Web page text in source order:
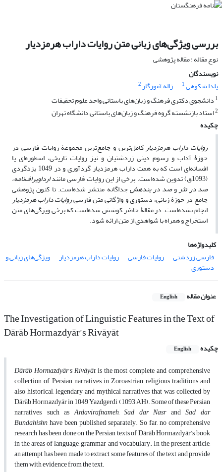
بررسی ویژگی‌های زبانی متن روایات داراب هرمزدیار
نوع مقاله : مقاله پژوهشی
نویسندگان
یلدا شکوهی1 ژاله آموزگار2
1 دانشجوی دکتری فرهنگ و زبان‌های باستانی واحد علوم تحقیقات
2استاد بازنشسته گروه فرهنگ و زبان‌های باستانی دانشگاه تهران
چکیده
روایات داراب هرمزدیارکامل‌ترین و جامع‌‌ترین مجموعۀ روایات فارسی در
حوزۀ آداب و رسوم دینی زردشتیان و نیز روایات تاریخی، اسطوره‌ای یا
افسانه‌ای است که به همت داراب هرمزدیار گردآوری و در 1049 یزدگردی
(1093ق) تدوین شده‌است. برخی از این روایات فارسی مانند ارداویراف‌نامه،
صد در نثروصد در بندهشجداگانه منتشر شده‌است. تا کنون پژوهشی
جامع در حوزۀ‌ زبانی، دستوری و واژگانیِ متن‌ فارسیِروایات داراب هرمزدیار
انجام نشده‌است. در مقالۀ حاضر کوشش شده‌است که برخی ویژگی‌های متن
استخراج و همراه با شواهدی از متن ارائه شود.
کلیدواژه‌ها
فارسی زردشتی
روایات فارسی روایات داراب هرمزدیار ویژگی‌های ‌زبانی و
دستوری
عنوان مقاله English
The Investigation of Linguistic Features in the Text of
Dārāb Hormazdyār’s Rivāyāt
چکیده English
Dārāb Hormazdyār’s Rivāyātis the most complete and comprehensive
collection of Persian narratives in Zoroastrian religious traditions and
also historical, legendary and mythical narratives that was collected by
Dārāb Hormazdyār in 1049 Yazdgerdi (1093 AH). Some of these Persian
narratives, such asArdavirafnameh,Sad dar NasrandSad dar
Bundahishnhave been published separately. So far, no comprehensive
research has been done on the Persian texts of Dārāb Hormazdyār’s book
in the areas of language, grammar and vocabulary. In the present article,
an attempt has been made to extract some features of the text and provide
them with evidence from the text.